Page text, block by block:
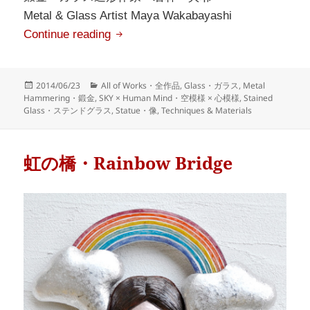
Metal & Glass Artist Maya Wakabayashi
Continue reading 東雲
Posted
on
2014/06/23 Categories
All of Works・全作品,Glass・ガラス, Metal
Hammering・鍛金,SKY × Human Mind・空模様 × 心模様,Stained
Glass・ステンドグラス,Statue・像,Techniques & Materials
虹の橋・Rainbow Bridge